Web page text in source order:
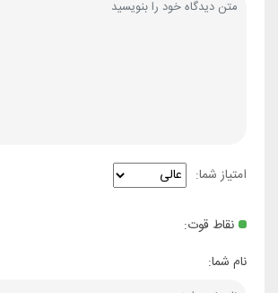
امتیاز شما:
نقاط قوت:
نام شما: